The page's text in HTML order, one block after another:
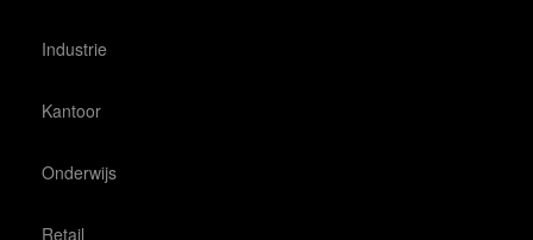
Industrie
Kantoor
Onderwijs
Retail